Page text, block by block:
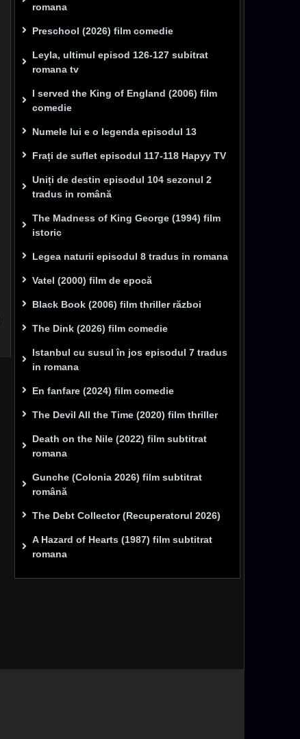
romana
Preschool (2026) film comedie
Leyla, ultimul episod 126-127 subitrat
romana tv
I served the King of England (2006) film
comedie
Numele lui e o legenda episodul 13
Frați de suflet episodul 117-118 Hapyy TV
Uniți de destin episodul 104 sezonul 2
tradus in română
The Madness of King George (1994) film
istoric
Legea naturii episodul 8 tradus in romana
Vatel (2000) film de epocă
Black Book (2006) film thriller război
The Dink (2026) film comedie
Istanbul cu susul în jos episodul 7 tradus
in romana
En fanfare (2024) film comedie
The Devil All the Time (2020) film thriller
Death on the Nile (2022) film subtitrat
romana
Gunche (Colonia 2026) film subtitrat
română
The Debt Collector (Recuperatorul 2026)
A Hazard of Hearts (1987) film subtitrat
romana